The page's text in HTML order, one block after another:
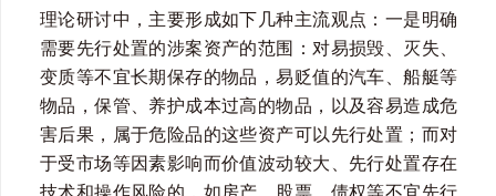
理论研讨中，主要形成如下几种主流观点：一是明确
需要先行处置的涉案资产的范围：对易损毁、灭失、
变质等不宜长期保存的物品，易贬值的汽车、船艇等
物品，保管、养护成本过高的物品，以及容易造成危
害后果，属于危险品的这些资产可以先行处置；而对
于受市场等因素影响而价值波动较大、先行处置存在
技术和操作风险的，如房产、股票、债权等不宜先行